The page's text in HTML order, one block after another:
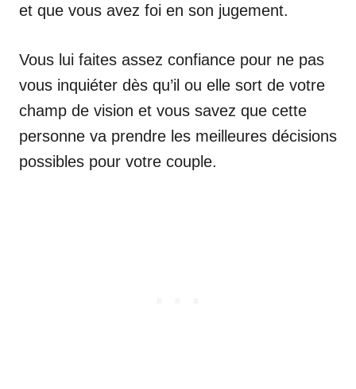
et que vous avez foi en son jugement.
Vous lui faites assez confiance pour ne pas
vous inquiéter dès qu’il ou elle sort de votre
champ de vision et vous savez que cette
personne va prendre les meilleures décisions
possibles pour votre couple.